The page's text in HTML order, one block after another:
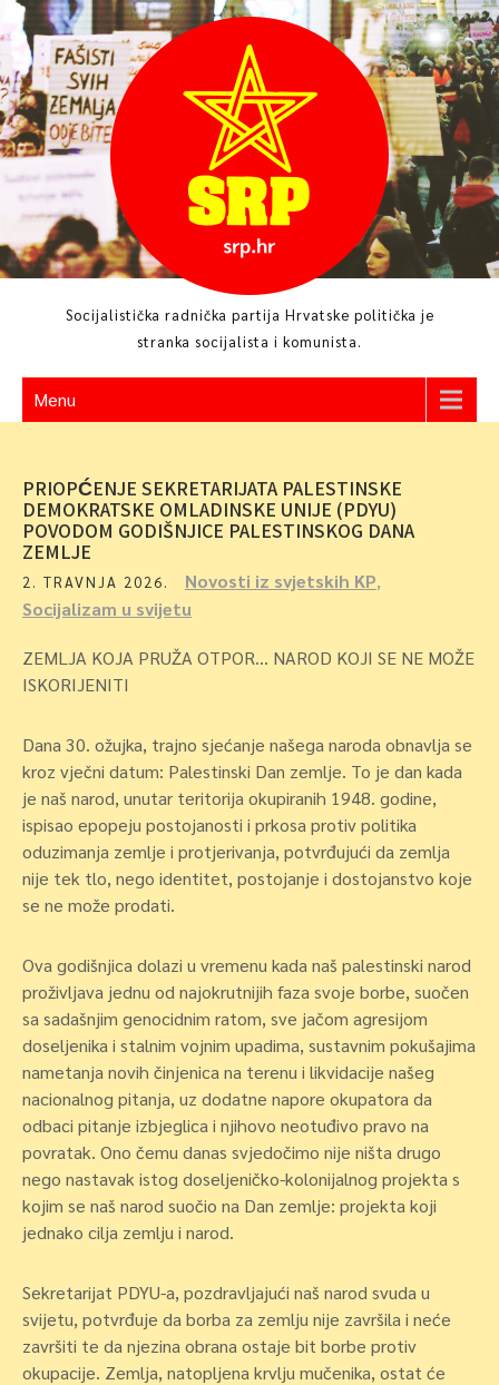
Skip
to
content
Socijalistička radnička partija Hrvatske politička je
stranka socijalista i komunista.
Menu
PRIOPĆENJE SEKRETARIJATA PALESTINSKE
DEMOKRATSKE OMLADINSKE UNIJE (PDYU)
POVODOM GODIŠNJICE PALESTINSKOG DANA
ZEMLJE
2. TRAVNJA 2026. Novosti iz svjetskih KP,
Socijalizam u svijetu
ZEMLJA KOJA PRUŽA OTPOR… NAROD KOJI SE NE MOŽE
ISKORIJENITI
Dana 30. ožujka, trajno sjećanje našega naroda obnavlja se
kroz vječni datum: Palestinski Dan zemlje. To je dan kada
je naš narod, unutar teritorija okupiranih 1948. godine,
ispisao epopeju postojanosti i prkosa protiv politika
oduzimanja zemlje i protjerivanja, potvrđujući da zemlja
nije tek tlo, nego identitet, postojanje i dostojanstvo koje
se ne može prodati.
Ova godišnjica dolazi u vremenu kada naš palestinski narod
proživljava jednu od najokrutnijih faza svoje borbe, suočen
sa sadašnjim genocidnim ratom, sve jačom agresijom
doseljenika i stalnim vojnim upadima, sustavnim pokušajima
nametanja novih činjenica na terenu i likvidacije našeg
nacionalnog pitanja, uz dodatne napore okupatora da
odbaci pitanje izbjeglica i njihovo neotuđivo pravo na
povratak. Ono čemu danas svjedočimo nije ništa drugo
nego nastavak istog doseljeničko-kolonijalnog projekta s
kojim se naš narod suočio na Dan zemlje: projekta koji
jednako cilja zemlju i narod.
Sekretarijat PDYU-a, pozdravljajući naš narod svuda u
svijetu, potvrđuje da borba za zemlju nije završila i neće
završiti te da njezina obrana ostaje bit borbe protiv
okupacije. Zemlja, natopljena krvlju mučenika, ostat će